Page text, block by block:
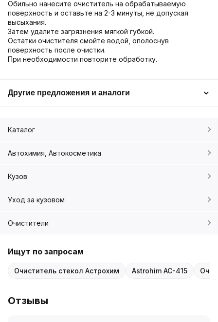
Обильно нанесите очиститель на обрабатываемую
поверхность и оставьте на 2-3 минуты, не допуская
высыхания.
Затем удалите загрязнения мягкой губкой.
Остатки очистителя смойте водой, ополоснув
поверхность после очистки.
При необходимости повторите обработку.
Другие предложения и аналоги
Каталог
Автохимия, Автокосметика
Кузов
Уход за кузовом
Очистители
Ищут по запросам
Очиститель стекол Астрохим Astrohim AC-415
Отзывы